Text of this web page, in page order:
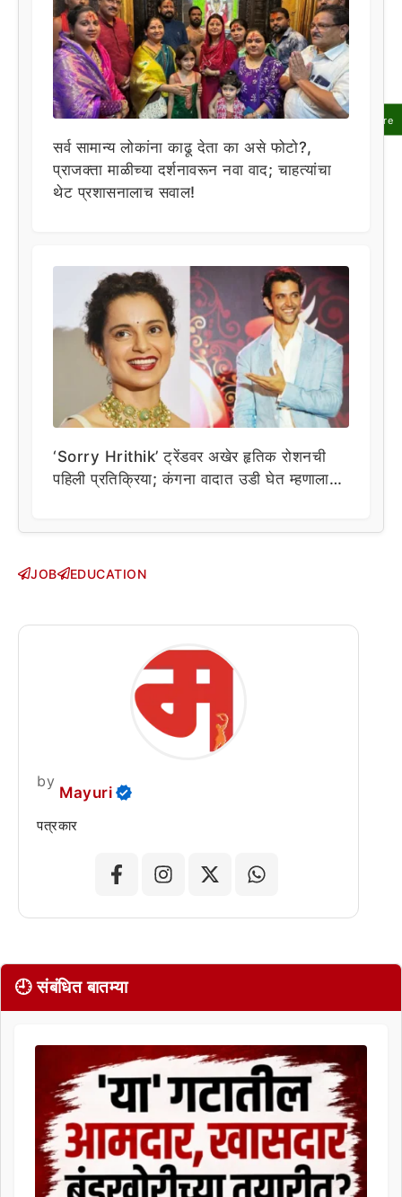
Share
सर्व सामान्य लोकांना काढू देता का असे फोटो?,
प्राजक्ता माळीच्या दर्शनावरून नवा वाद; चाहत्यांचा
थेट प्रशासनालाच सवाल!
‘Sorry Hrithik’ ट्रेंडवर अखेर हृतिक रोशनची
पहिली प्रतिक्रिया; कंगना वादात उडी घेत म्हणाला…
JOB EDUCATION
by
Mayuri
पत्रकार
🕘 संबंधित बातम्या